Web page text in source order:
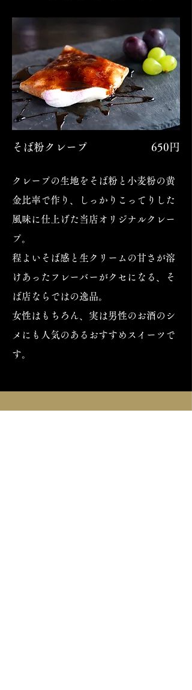
そば粉クレープ 650円
クレープの生地をそば粉と小麦粉の黄
金比率で作り、しっかりこってりした
風味に仕上げた当店オリジナルクレー
プ。
程よいそば感と生クリームの甘さが溶
けあったフレーバーがクセになる、そ
ば店ならではの逸品。
​女性はもちろん、実は男性のお酒のシ
メにも人気のあるおすすめスイーツで
す。